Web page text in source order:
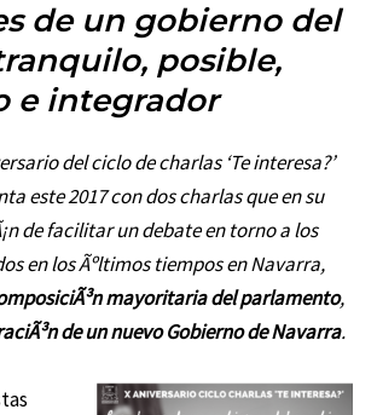
de un gobierno del
posible,
e integrador
del ciclo de charlas ‘Te interesa?’
este 2017 con dos charlas que en su
de facilitar un debate en torno a los
en los Ãºltimos tiempos en Navarra,
mayoritaria del parlamento,
de un nuevo Gobierno de Navarra.